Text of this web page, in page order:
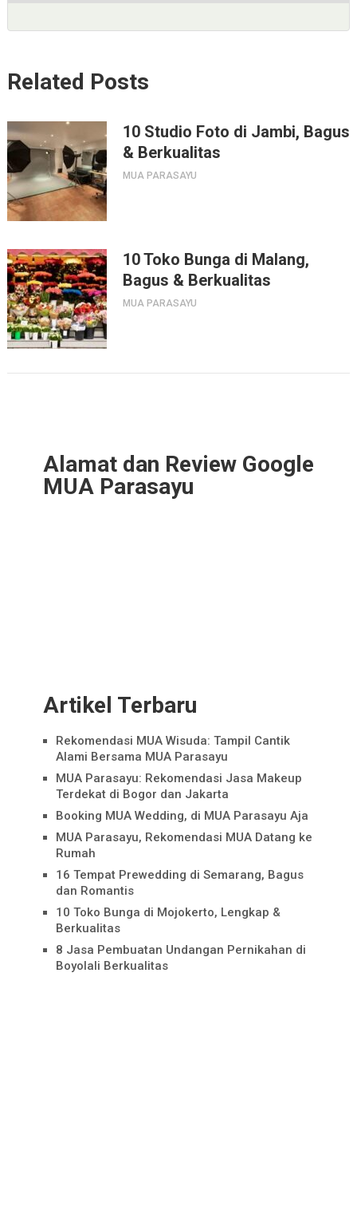
Related Posts
10 Studio Foto di Jambi, Bagus
& Berkualitas
MUA PARASAYU
10 Toko Bunga di Malang,
Bagus & Berkualitas
MUA PARASAYU
Alamat dan Review Google
MUA Parasayu
Artikel Terbaru
Rekomendasi MUA Wisuda: Tampil Cantik
Alami Bersama MUA Parasayu
MUA Parasayu: Rekomendasi Jasa Makeup
Terdekat di Bogor dan Jakarta
Booking MUA Wedding, di MUA Parasayu Aja
MUA Parasayu, Rekomendasi MUA Datang ke
Rumah
16 Tempat Prewedding di Semarang, Bagus
dan Romantis
10 Toko Bunga di Mojokerto, Lengkap &
Berkualitas
8 Jasa Pembuatan Undangan Pernikahan di
Boyolali Berkualitas